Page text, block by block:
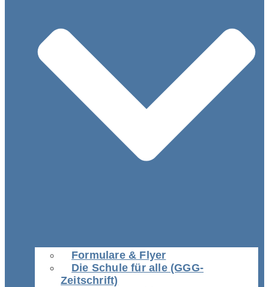
Formulare & Flyer
Die Schule für alle (GGG-
Zeitschrift)